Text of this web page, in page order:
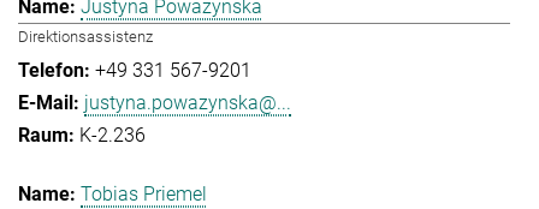
Justyna Powazynska
Direktionsassistenz
+49 331 567-9201
justyna.powazynska@...
K-2.236
Tobias Priemel